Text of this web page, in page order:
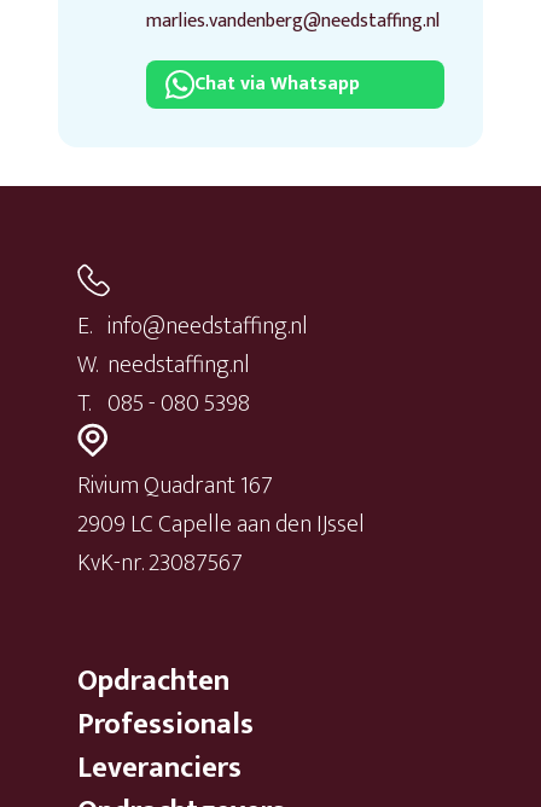
marlies.vandenberg@needstaffing.nl
Chat via Whatsapp
E. info@needstaffing.nl
W. needstaffing.nl
T. 085 - 080 5398
Rivium Quadrant 167
2909 LC Capelle aan den IJssel
KvK-nr. 23087567
Opdrachten
Professionals
Leveranciers